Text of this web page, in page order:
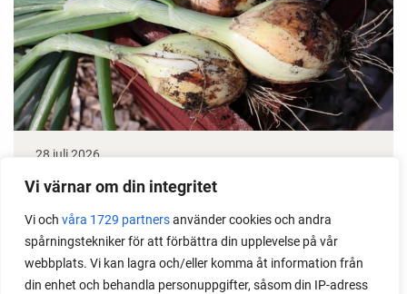
Vi värnar om din integritet
Vi och våra 1729 partnersanvänder cookies och andra
spårningstekniker för att förbättra din upplevelse på vår
webbplats. Vi kan lagra och/eller komma åt information från
din enhet och behandla personuppgifter, såsom din IP-adress
28 juli 2026
Odla lök från frö - Stor skörd
Det är lätt att lyckas med lök från frö. Följ min sådd
under säsongen och få tips om hur du sår, skolar
om, planterar och skördar egen lök.